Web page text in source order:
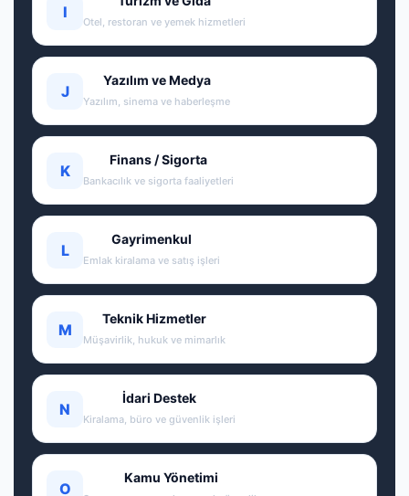
I
Otel, restoran ve yemek hizmetleri
J
Yazılım ve Medya
Yazılım, sinema ve haberleşme
K
Finans / Sigorta
Bankacılık ve sigorta faaliyetleri
L
Gayrimenkul
Emlak kiralama ve satış işleri
M
Teknik Hizmetler
Müşavirlik, hukuk ve mimarlık
N
İdari Destek
Kiralama, büro ve güvenlik işleri
O
Kamu Yönetimi